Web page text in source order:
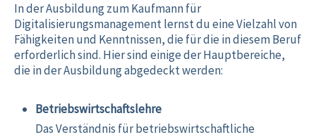
In der Ausbildung zum Kaufmann für
Digitalisierungsmanagement lernst du eine Vielzahl von
Fähigkeiten und Kenntnissen, die für die in diesem Beruf
erforderlich sind. Hier sind einige der Hauptbereiche,
die in der Ausbildung abgedeckt werden:
Betriebswirtschaftslehre
Das Verständnis für betriebswirtschaftliche